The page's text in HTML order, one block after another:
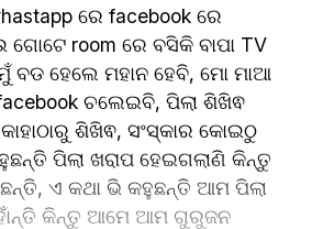
ରେ facebook ରେ
room ରେ ବସିକି ବାପା TV
ବଡ ହେଲେ ମହାନ ହେବି, ମୋ ମାଆ
ଚଲେଇବି, ପିଲା ଶିଖିଵ
ଶିଖିଵ, ସଂସ୍କାର କୋଇଠୁ
ପିଲା ଖରାପ ହେଇଗଲାଣି କିନ୍ତୁ
ଏ କଥା ଭି କହୁଛନ୍ତି ଆମ ପିଲା
କିନ୍ତୁ ଆମେ ଆମ ଗୁରୁଜନ